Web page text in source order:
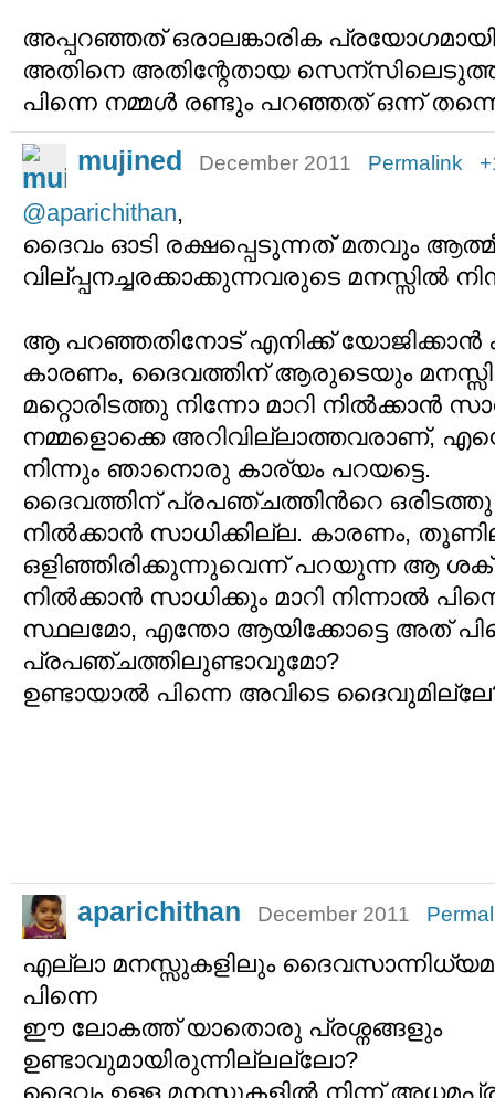
അപ്പറഞ്ഞത് ഒരാലങ്കാരിക
അതിനെ അതിന്റേതായ
പിന്നെ നമ്മള്‍ രണ്ടും പറഞ്ഞത് ഒന്ന്
mujined December 2011 Permalink
@aparichithan,
ദൈവം ഓടി രക്ഷപ്പെടുന്നത് മതവും
വില്പ്പനച്ചരക്കാക്കുന്നവരുടെ മനസ്സില്‍
ആ പറഞ്ഞതിനോട് എനിക്ക് യോജിക്കാന്‍
കാരണം, ദൈവത്തിന് ആരുടെയും
മറ്റൊരിടത്തു നിന്നോ മാറി നില്‍ക്കാന്‍
നമ്മളൊക്കെ അറിവില്ലാത്തവരാണ്,
നിന്നും ഞാനൊരു കാര്യം പറയട്ടെ.
ദൈവത്തിന് പ്രപഞ്ചത്തിന്‍റെ ഒരിടത്തു
നില്‍ക്കാന്‍ സാധിക്കില്ല. കാരണം,
ഒളിഞ്ഞിരിക്കുന്നുവെന്ന് പറയുന്ന ആ
നില്‍ക്കാന്‍ സാധിക്കും മാറി നിന്നാല്‍
സ്ഥലമോ, എന്തോ ആയിക്കോട്ടെ അത്
പ്രപഞ്ചത്തിലുണ്ടാവുമോ?
ഉണ്ടായാല്‍ പിന്നെ അവിടെ
aparichithan December 2011
എല്ലാ മനസ്സുകളിലും
പിന്നെ
ഈ ലോകത്ത് യാതൊരു പ്രശ്നങ്ങളും
ഉണ്ടാവുമായിരുന്നില്ലല്ലോ?
ദൈവം ഉള്ള മനസ്സുകളില്‍ നിന്ന്